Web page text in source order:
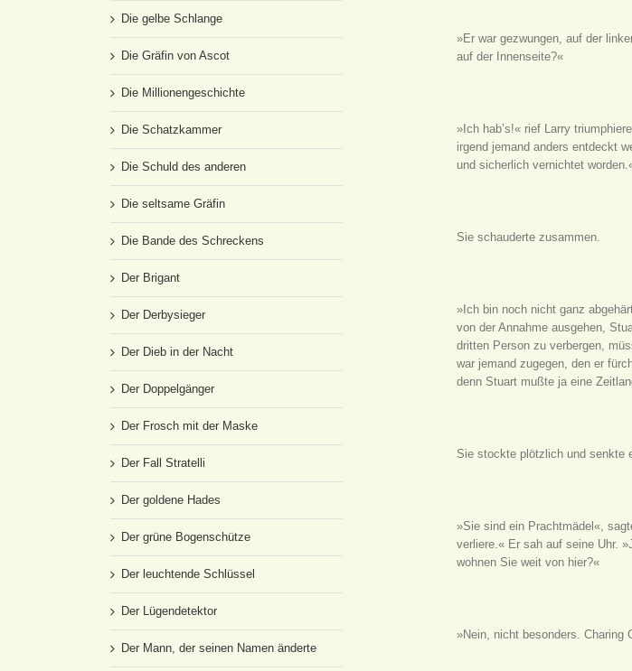
»Er war gezwungen, auf der
auf der Innenseite?«
»Ich hab’s!« rief Larry
irgend jemand anders entdeckt
und sicherlich vernichtet
Sie schauderte zusammen.
»Ich bin noch nicht ganz
von der Annahme ausgehen,
dritten Person zu verbergen,
war jemand zugegen, den er
denn Stuart mußte ja eine
Sie stockte plötzlich und senkte
»Sie sind ein Prachtmädel«,
verliere.« Er sah auf seine Uhr.
wohnen Sie weit von hier?«
»Nein, nicht besonders. Charing
Die gelbe Schlange
Die Gräfin von Ascot
Die Millionengeschichte
Die Schatzkammer
Die Schuld des anderen
Die seltsame Gräfin
Die Bande des Schreckens
Der Brigant
Der Derbysieger
Der Dieb in der Nacht
Der Doppelgänger
Der Frosch mit der Maske
Der Fall Stratelli
Der goldene Hades
Der grüne Bogenschütze
Der leuchtende Schlüssel
Der Lügendetektor
Der Mann, der seinen Namen änderte